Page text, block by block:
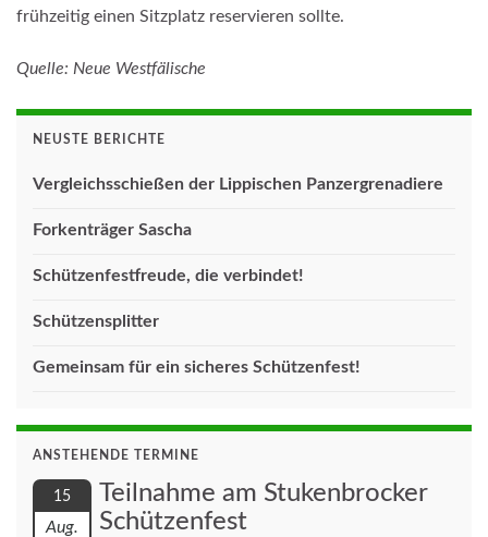
frühzeitig einen Sitzplatz reservieren sollte.
Quelle: Neue Westfälische
NEUSTE BERICHTE
Vergleichsschießen der Lippischen Panzergrenadiere
Forkenträger Sascha
Schützenfestfreude, die verbindet!
Schützensplitter
Gemeinsam für ein sicheres Schützenfest!
ANSTEHENDE TERMINE
15
Aug.
Teilnahme am Stukenbrocker
Schützenfest